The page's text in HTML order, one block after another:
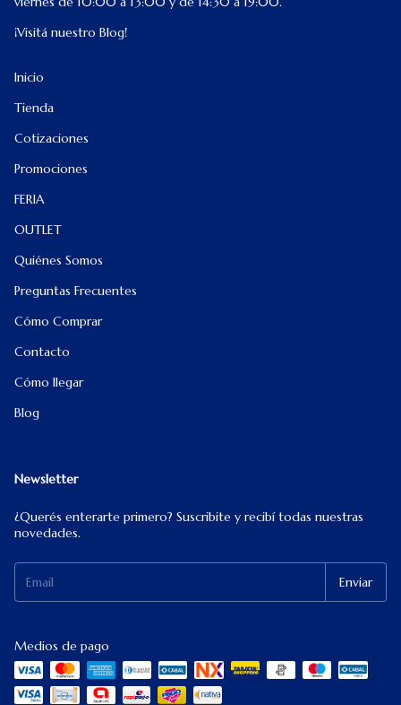
¡Visitá nuestro Blog!
Inicio
Tienda
Cotizaciones
Promociones
FERIA
OUTLET
Quiénes Somos
Preguntas Frecuentes
Cómo Comprar
Contacto
Cómo llegar
Blog
Newsletter
¿Querés enterarte primero? Suscribite y recibí todas nuestras
novedades.
Medios de pago